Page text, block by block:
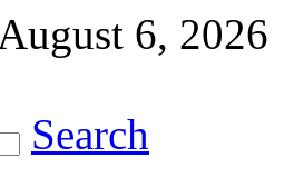
6, 2026
Search